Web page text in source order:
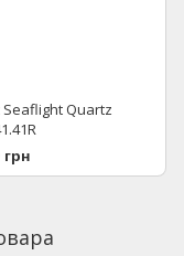
Seaflight Quartz
грн